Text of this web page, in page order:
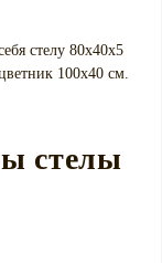
стелу 80х40х5
100х40 см.
стелы